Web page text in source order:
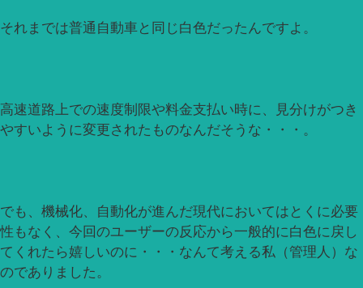
それまでは普通自動車と同じ白色だったんですよ。
高速道路上での速度制限や料金支払い時に、見分けがつき
やすいように変更されたものなんだそうな・・・。
でも、機械化、自動化が進んだ現代においてはとくに必要
性もなく、今回のユーザーの反応から一般的に白色に戻し
てくれたら嬉しいのに・・・なんて考える私（管理人）な
のでありました。